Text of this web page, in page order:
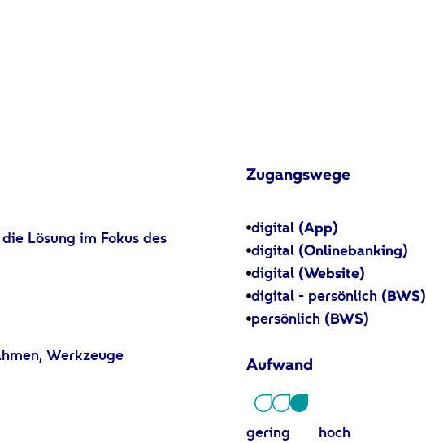
Lösung im Fokus des
Werkzeuge
Zugangswege
digital (App)
digital (Onlinebanking)
digital (Website)
digital - persönlich (BWS)
persönlich (BWS)
Aufwand
gering hoch